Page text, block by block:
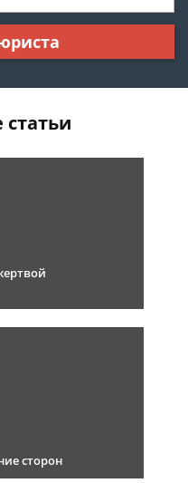
сторон